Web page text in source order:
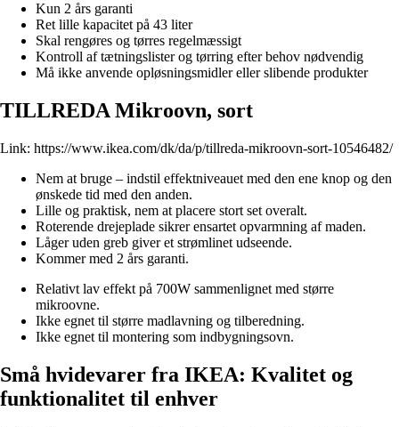
Kun 2 års garanti
Ret lille kapacitet på 43 liter
Skal rengøres og tørres regelmæssigt
Kontroll af tætningslister og tørring efter behov nødvendig
Må ikke anvende opløsningsmidler eller slibende produkter
TILLREDA Mikroovn, sort
Link: https://www.ikea.com/dk/da/p/tillreda-mikroovn-sort-10546482/
Nem at bruge – indstil effektniveauet med den ene knop og den
ønskede tid med den anden.
Lille og praktisk, nem at placere stort set overalt.
Roterende drejeplade sikrer ensartet opvarmning af maden.
Låger uden greb giver et strømlinet udseende.
Kommer med 2 års garanti.
Relativt lav effekt på 700W sammenlignet med større
mikroovne.
Ikke egnet til større madlavning og tilberedning.
Ikke egnet til montering som indbygningsovn.
Små hvidevarer fra IKEA: Kvalitet og
funktionalitet til enhver